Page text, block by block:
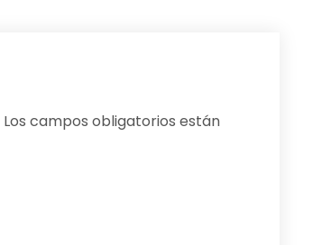
Los campos obligatorios están